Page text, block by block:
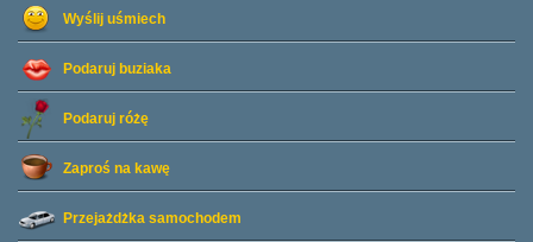
Wyślij uśmiech
Podaruj buziaka
Podaruj różę
Zaproś na kawę
Przejażdżka samochodem